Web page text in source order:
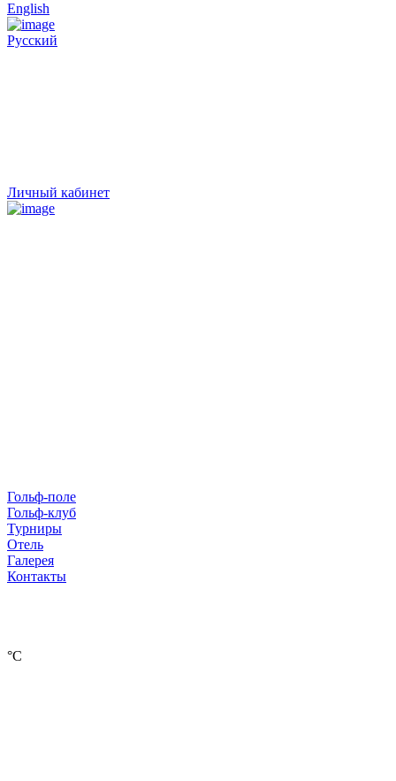
English
Русский
Личный кабинет
Гольф-поле
Гольф-клуб
Турниры
Отель
Галерея
Контакты
°С